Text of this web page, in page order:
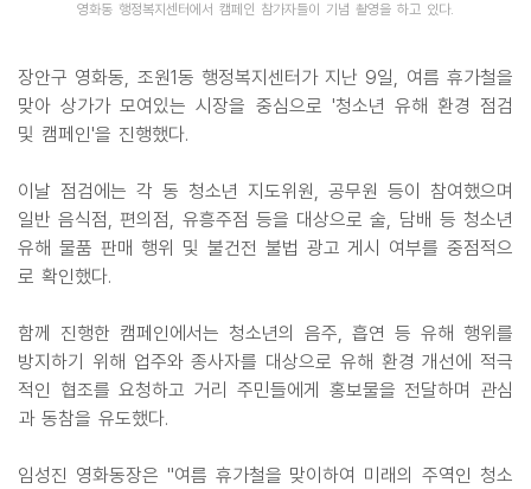
영화동 행정복지센터에서 캠페인 참가자들이 기념 촬영을 하고 있다.
장안구 영화동, 조원1동 행정복지센터가 지난 9일, 여름 휴가철을
맞아 상가가 모여있는 시장을 중심으로 '청소년 유해 환경 점검
및 캠페인'을 진행했다.
이날 점검에는 각 동 청소년 지도위원, 공무원 등이 참여했으며
일반 음식점, 편의점, 유흥주점 등을 대상으로 술, 담배 등 청소년
유해 물품 판매 행위 및 불건전 불법 광고 게시 여부를 중점적으
로 확인했다.
함께 진행한 캠페인에서는 청소년의 음주, 흡연 등 유해 행위를
방지하기 위해 업주와 종사자를 대상으로 유해 환경 개선에 적극
적인 협조를 요청하고 거리 주민들에게 홍보물을 전달하며 관심
과 동참을 유도했다.
임성진 영화동장은 "여름 휴가철을 맞이하여 미래의 주역인 청소